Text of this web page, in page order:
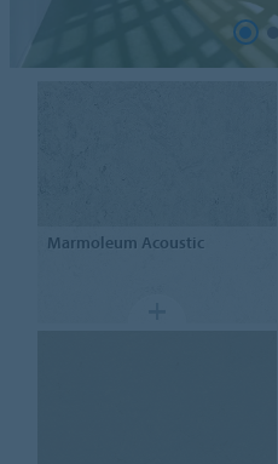
Marmoleum Acoustic